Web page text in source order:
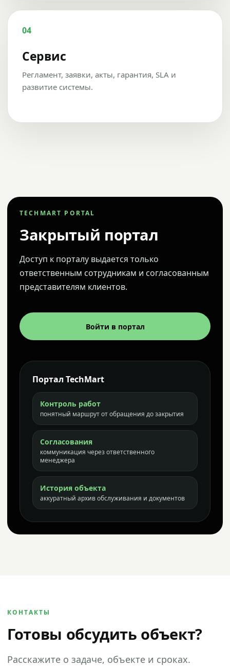
04
Сервис
Регламент, заявки, акты, гарантия, SLA и
развитие системы.
TECHMART PORTAL
Закрытый портал
Доступ к порталу выдается только
ответственным сотрудникам и согласованным
представителям клиентов.
Войти в портал
Портал TechMart
Контроль работ
понятный маршрут от обращения до закрытия
Согласования
коммуникация через ответственного
менеджера
История объекта
аккуратный архив обслуживания и документов
КОНТАКТЫ
Готовы обсудить объект?
Расскажите о задаче, объекте и сроках.